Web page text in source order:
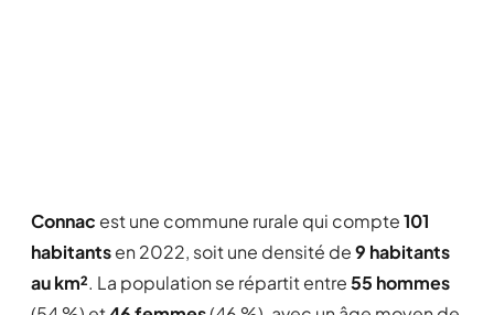
Connac est une commune rurale qui compte101
habitantsen 2022, soit une densité de9 habitants
au km². La population se répartit entre55 hommes